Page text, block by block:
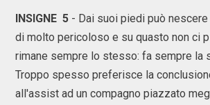
INSIGNE 5 - Dai suoi piedi può
di molto pericoloso e su quasto non ci
rimane sempre lo stesso: fa sempre la
Troppo spesso preferisce la
all'assist ad un compagno piazzato